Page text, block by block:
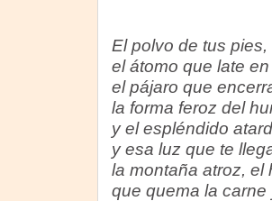
El polvo de tus
el átomo que late
el pájaro que
la forma feroz del
y el espléndido
y esa luz que te
la montaña atroz, el
que quema la carne